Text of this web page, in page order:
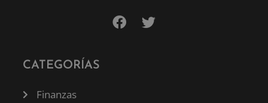
CATEGORÍAS
Finanzas